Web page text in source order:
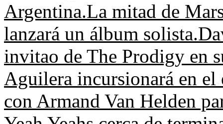
Argentina.La mitad de
lanzará un álbum solista.
invitao de The Prodigy en
Aguilera incursionará en el
con Armand Van Helden